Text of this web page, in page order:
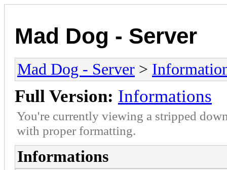
Mad Dog - Server
Mad Dog - Server >
Full Version: Informations
You're currently viewing a stripped
with proper formatting.
Informations